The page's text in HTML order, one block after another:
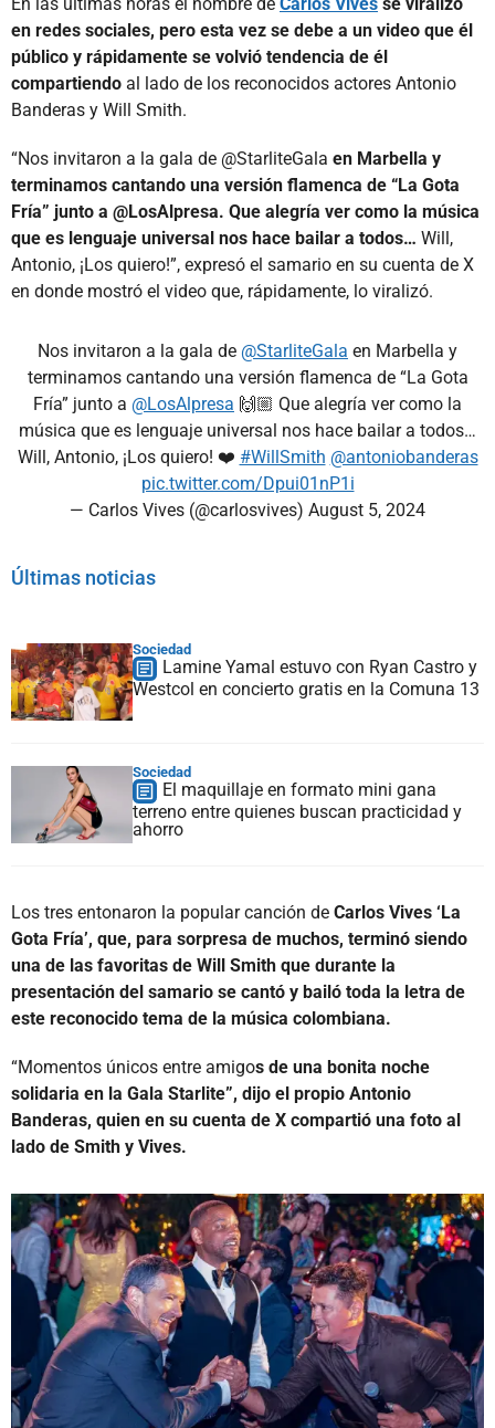
en redes sociales, pero esta vez se debe a un video que él
público y rápidamente se volvió tendencia de él
compartiendo al lado de los reconocidos actores Antonio
Banderas y Will Smith.
“Nos invitaron a la gala de @StarliteGala en Marbella y
terminamos cantando una versión flamenca de “La Gota
Fría” junto a @LosAlpresa. Que alegría ver como la música
que es lenguaje universal nos hace bailar a todos… Will,
Antonio, ¡Los quiero!”, expresó el samario en su cuenta de X
en donde mostró el video que, rápidamente, lo viralizó.
Nos invitaron a la gala de @StarliteGala en Marbella y
terminamos cantando una versión flamenca de “La Gota
Fría” junto a @LosAlpresa 🙌🏼 Que alegría ver como la
música que es lenguaje universal nos hace bailar a todos…
Will, Antonio, ¡Los quiero! ❤️ #WillSmith @antoniobanderas
pic.twitter.com/Dpui01nP1i
— Carlos Vives (@carlosvives) August 5, 2024
Últimas noticias
Sociedad
Lamine Yamal estuvo con Ryan Castro y
Westcol en concierto gratis en la Comuna 13
Sociedad
El maquillaje en formato mini gana
terreno entre quienes buscan practicidad y
ahorro
Los tres entonaron la popular canción de Carlos Vives ‘La
Gota Fría’, que, para sorpresa de muchos, terminó siendo
una de las favoritas de Will Smith que durante la
presentación del samario se cantó y bailó toda la letra de
este reconocido tema de la música colombiana.
“Momentos únicos entre amigos de una bonita noche
solidaria en la Gala Starlite”, dijo el propio Antonio
Banderas, quien en su cuenta de X compartió una foto al
lado de Smith y Vives.